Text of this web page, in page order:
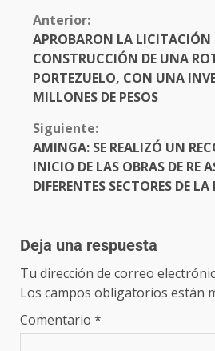
Anterior:
APROBARON LA LICITACIÓN
CONSTRUCCIÓN DE UNA
PORTEZUELO, CON UNA
MILLONES DE PESOS
Siguiente:
AMINGA: SE REALIZÓ UN
INICIO DE LAS OBRAS DE RE
DIFERENTES SECTORES DE
Deja una respuesta
Tu dirección de correo
Los campos obligatorios están
Comentario *